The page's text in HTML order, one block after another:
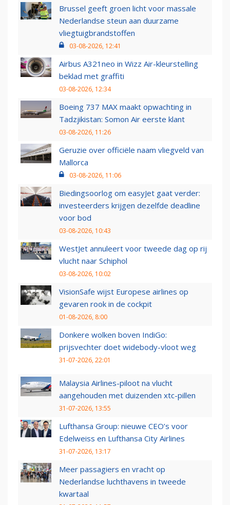
Brussel geeft groen licht voor massale
Nederlandse steun aan duurzame
vliegtuigbrandstoffen
03-08-2026, 12:41
Airbus A321neo in Wizz Air-kleurstelling
beklad met graffiti
03-08-2026, 12:34
Boeing 737 MAX maakt opwachting in
Tadzjikistan: Somon Air eerste klant
03-08-2026, 11:26
Geruzie over officiële naam vliegveld van
Mallorca
03-08-2026, 11:06
Biedingsoorlog om easyJet gaat verder:
investeerders krijgen dezelfde deadline
voor bod
03-08-2026, 10:43
WestJet annuleert voor tweede dag op rij
vlucht naar Schiphol
03-08-2026, 10:02
VisionSafe wijst Europese airlines op
gevaren rook in de cockpit
01-08-2026, 8:00
Donkere wolken boven IndiGo:
prijsvechter doet widebody-vloot weg
31-07-2026, 22:01
Malaysia Airlines-piloot na vlucht
aangehouden met duizenden xtc-pillen
31-07-2026, 13:55
Lufthansa Group: nieuwe CEO’s voor
Edelweiss en Lufthansa City Airlines
31-07-2026, 13:17
Meer passagiers en vracht op
Nederlandse luchthavens in tweede
kwartaal